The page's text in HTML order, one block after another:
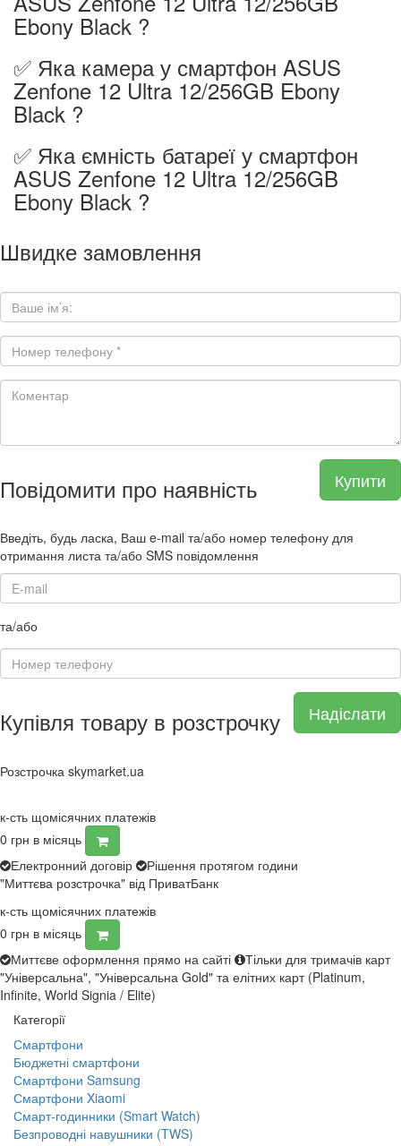
Ebony Black ?
✅ Яка камера у смартфон ASUS
Zenfone 12 Ultra 12/256GB Ebony
Black ?
✅ Яка ємність батареї у смартфон
ASUS Zenfone 12 Ultra 12/256GB
Ebony Black ?
Швидке замовлення
Купити
Повідомити про наявність
Введіть, будь ласка, Ваш e-mail та/або номер телефону для
отримання листа та/або SMS повідомлення
та/або
Надіслати
Купівля товару в розстрочку
Розстрочка skymarket.ua
к-сть щомісячних платежів
0 грн в місяць
Електронний договір
Рішення протягом години
"Миттєва розстрочка" від ПриватБанк
к-сть щомісячних платежів
0 грн в місяць
Миттєве оформлення прямо на сайті
Тільки для тримачів карт
"Універсальна", "Універсальна Gold" та елітних карт (Platinum,
Infinite, World Signia / Elite)
Категорії
Смартфони
Бюджетні смартфони
Смартфони Samsung
Смартфони Xiaomi
Смарт-годинники (Smart Watch)
Безпроводні навушники (TWS)